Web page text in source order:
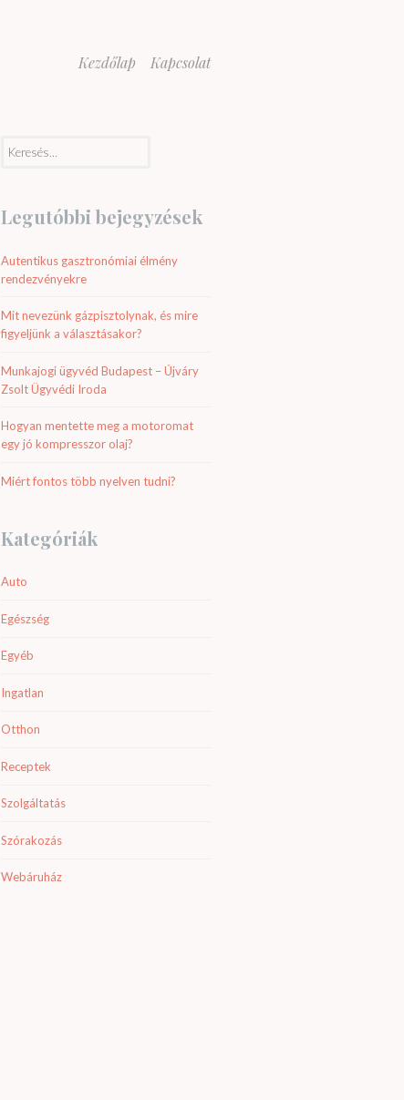
Kezdőlap Kapcsolat
Legutóbbi bejegyzések
Autentikus gasztronómiai élmény
rendezvényekre
Mit nevezünk gázpisztolynak, és mire
figyeljünk a választásakor?
Munkajogi ügyvéd Budapest – Újváry
Zsolt Ügyvédi Iroda
Hogyan mentette meg a motoromat
egy jó kompresszor olaj?
Miért fontos több nyelven tudni?
Kategóriák
Auto
Egészség
Egyéb
Ingatlan
Otthon
Receptek
Szolgáltatás
Szórakozás
Webáruház